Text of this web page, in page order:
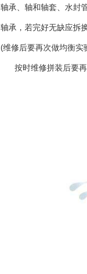
轴承、轴和轴套、水封
轴承，若完好无缺应拆
(维修后要再次做均衡实
按时维修拼装后要